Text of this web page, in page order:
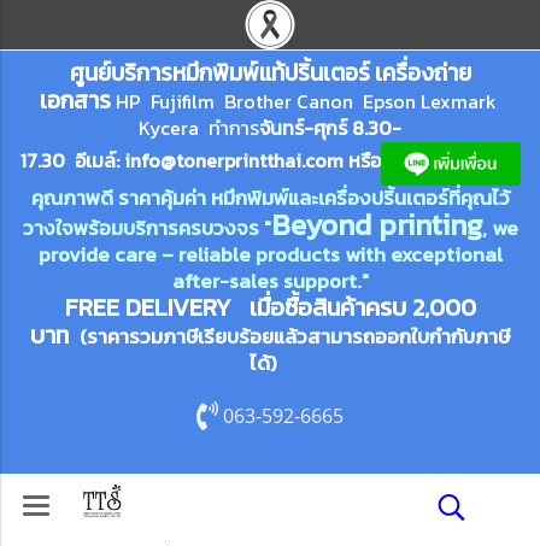
ศูนย์บริการหมึกพิมพ์แท้ปริ้นเตอร์ เครื่องถ่าย
เอกสาร HP Fujifilm Brother Canon Epson Lexmark
Kycera ทำการจันทร์-ศุกร์ 8.30-
17.30 อีเมล์:info@tonerprintthai.com หรือ
คุณภาพดี ราคาคุ้มค่า หมึกพิมพ์และเครื่องปริ้นเตอร์ที่คุณไว้
วางใจพร้อมบริการครบวงจร "Beyond printing, we
provide care – reliable products with exceptional
after-sales support."
FREE DELIVERY เมื่อซื้อสินค้าครบ 2,000
บาท (ราคารวมภาษีเรียบร้อยแล้วสามารถออกใบกำกับภาษี
ได้)
063-592-6665